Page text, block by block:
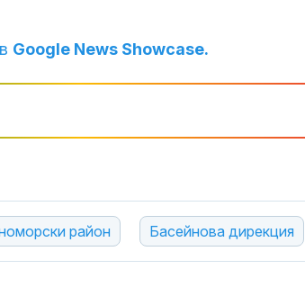
Google News Showcase.
район Басейнова дирекция
какво